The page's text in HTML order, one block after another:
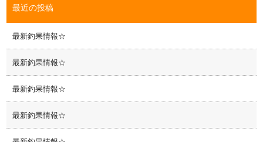
最近の投稿
最新釣果情報☆
最新釣果情報☆
最新釣果情報☆
最新釣果情報☆